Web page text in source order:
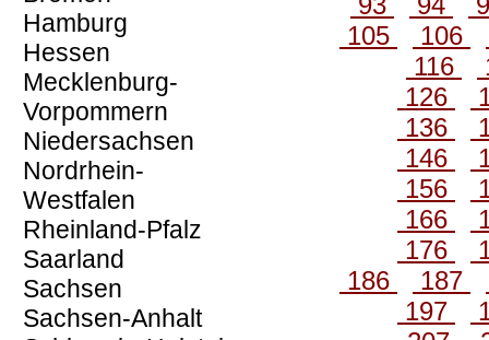
Hamburg
Hessen
Mecklenburg-
Vorpommern
Niedersachsen
Nordrhein-
Westfalen
Rheinland-Pfalz
Saarland
Sachsen
Sachsen-Anhalt
105
106
116
126
136
146
156
166
176
186
187
197